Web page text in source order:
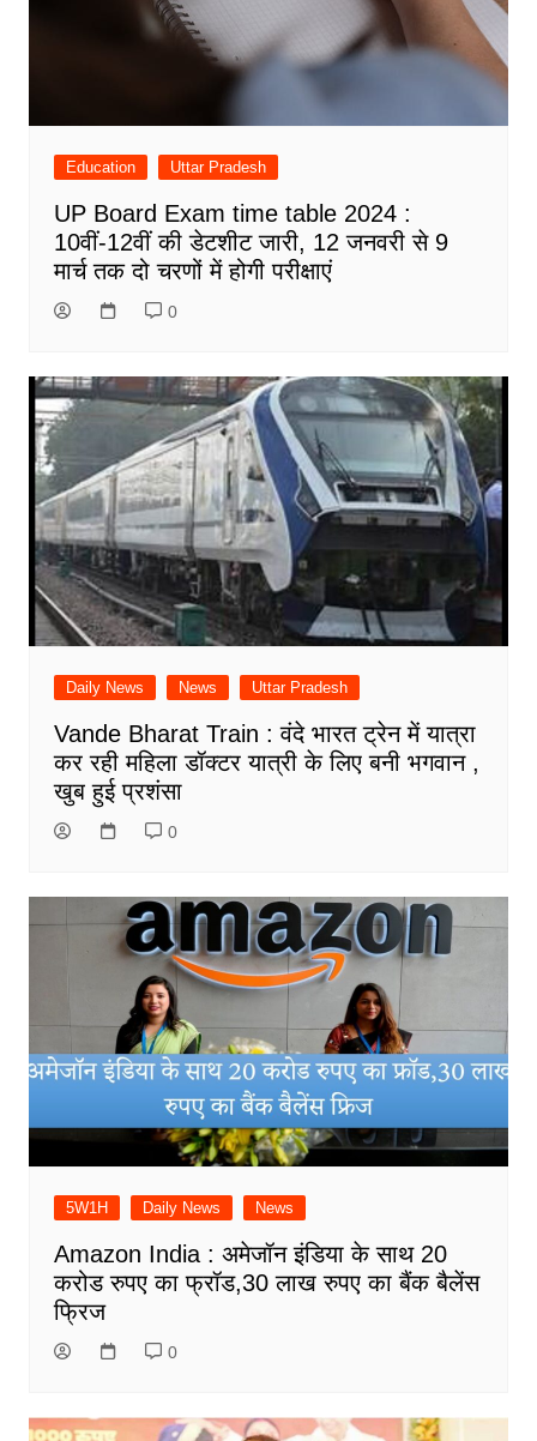
Education Uttar Pradesh
UP Board Exam time table 2024 :
10वीं-12वीं की डेटशीट जारी, 12 जनवरी से 9
मार्च तक दो चरणों में होगी परीक्षाएं
0
Daily News News Uttar Pradesh
Vande Bharat Train : वंदे भारत ट्रेन में यात्रा
कर रही महिला डॉक्टर यात्री के लिए बनी भगवान ,
खुब हुई प्रशंसा
0
5W1H Daily News News
Amazon India : अमेजॉन इंडिया के साथ 20
करोड रुपए का फ्रॉड,30 लाख रुपए का बैंक बैलेंस
फ्रिज
0